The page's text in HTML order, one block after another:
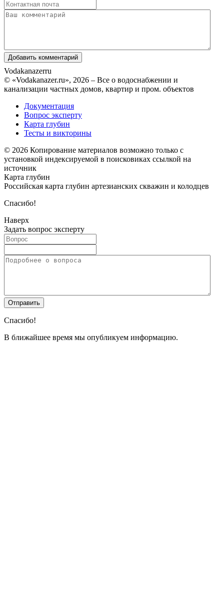
Vodakanazerru
© «Vodakanazer.ru», 2026 – Все о водоснабжении и
канализации частных домов, квартир и пром. объектов
Документация
Вопрос эксперту
Карта глубин
Тесты и викторины
© 2026 Копирование материалов возможно только с
установкой индексируемой в поисковиках ссылкой на
источник
Карта глубин
Российская карта глубин артезианских скважин и колодцев
Спасибо!
Наверх
Задать вопрос эксперту
Спасибо!
В ближайшее время мы опубликуем информацию.